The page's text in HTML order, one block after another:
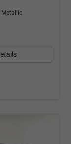
Metallic